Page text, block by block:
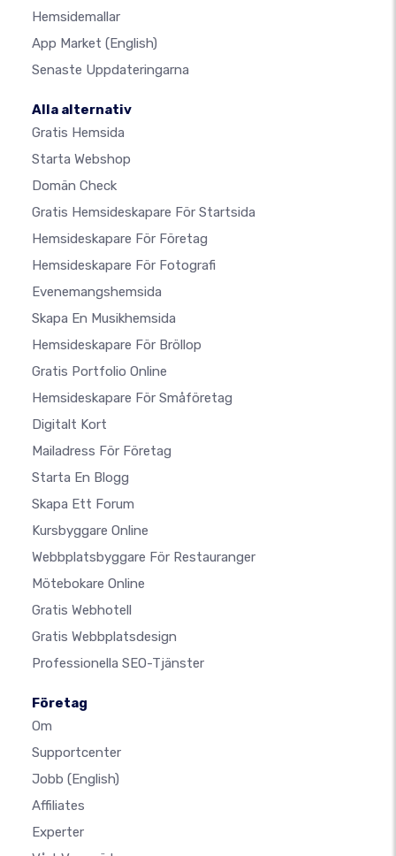
Hemsidemallar
App Market (English)
Senaste Uppdateringarna
Alla alternativ
Gratis Hemsida
Starta Webshop
Domän Check
Gratis Hemsideskapare För Startsida
Hemsideskapare För Företag
Hemsideskapare För Fotografi
Evenemangshemsida
Skapa En Musikhemsida
Hemsideskapare För Bröllop
Gratis Portfolio Online
Hemsideskapare För Småföretag
Digitalt Kort
Mailadress För Företag
Starta En Blogg
Skapa Ett Forum
Kursbyggare Online
Webbplatsbyggare För Restauranger
Mötebokare Online
Gratis Webhotell
Gratis Webbplatsdesign
Professionella SEO-Tjänster
Företag
Om
Supportcenter
Jobb (English)
Affiliates
Experter